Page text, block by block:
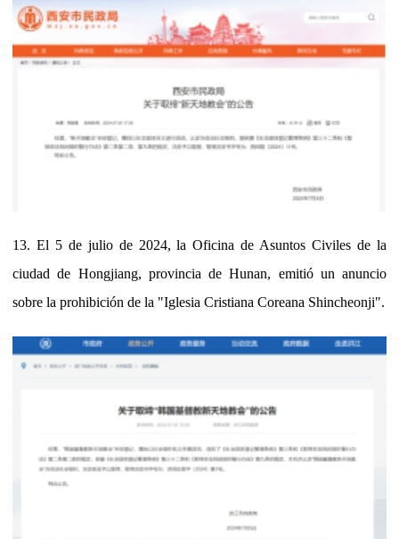
13. El 5 de julio de 2024, la Oficina de Asuntos Civiles de la
ciudad de Hongjiang, provincia de Hunan, emitió un anuncio
sobre la prohibición de la "Iglesia Cristiana Coreana Shincheonji".